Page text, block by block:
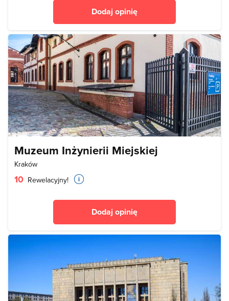
Dodaj opinię
Muzeum Inżynierii Miejskiej
Kraków
10 Rewelacyjny!
Dodaj opinię